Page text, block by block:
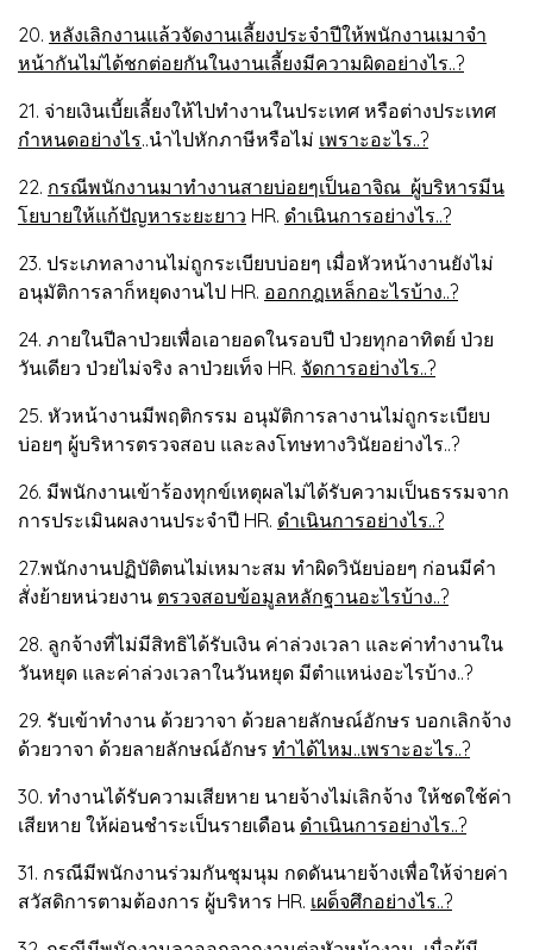
20. หลังเลิกงานแล้วจัดงานเลี้ยงประจำปีให้พนักงานเมาจำ
หน้ากันไม่ได้ชกต่อยกันในงานเลี้ยงมีความผิดอย่างไร..?
21. จ่ายเงินเบี้ยเลี้ยงให้ไปทำงานในประเทศ หรือต่างประเทศ
กำหนดอย่างไร..นำไปหักภาษีหรือไม่ เพราะอะไร..?
22. กรณีพนักงานมาทำงานสายบ่อยๆเป็นอาจิณ ผู้บริหารมีน
โยบายให้แก้ปัญหาระยะยาว HR. ดำเนินการอย่างไร..?
23. ประเภทลางานไม่ถูกระเบียบบ่อยๆ เมื่อหัวหน้างานยังไม่
อนุมัติการลาก็หยุดงานไป HR. ออกกฎเหล็กอะไรบ้าง..?
24. ภายในปีลาป่วยเพื่อเอายอดในรอบปี ป่วยทุกอาทิตย์ ป่วย
วันเดียว ป่วยไม่จริง ลาป่วยเท็จ HR. จัดการอย่างไร..?
25. หัวหน้างานมีพฤติกรรม อนุมัติการลางานไม่ถูกระเบียบ
บ่อยๆ ผู้บริหารตรวจสอบ และลงโทษทางวินัยอย่างไร..?
26. มีพนักงานเข้าร้องทุกข์เหตุผลไม่ได้รับความเป็นธรรมจาก
การประเมินผลงานประจำปี HR. ดำเนินการอย่างไร..?
27.พนักงานปฏิบัติตนไม่เหมาะสม ทำผิดวินัยบ่อยๆ ก่อนมีคำ
สั่งย้ายหน่วยงาน ตรวจสอบข้อมูลหลักฐานอะไรบ้าง..?
28. ลูกจ้างที่ไม่มีสิทธิได้รับเงิน ค่าล่วงเวลา และค่าทำงานใน
วันหยุด และค่าล่วงเวลาในวันหยุด มีตำแหน่งอะไรบ้าง..?
29. รับเข้าทำงาน ด้วยวาจา ด้วยลายลักษณ์อักษร บอกเลิกจ้าง
ด้วยวาจา ด้วยลายลักษณ์อักษร ทำได้ไหม..เพราะอะไร..?
30. ทำงานได้รับความเสียหาย นายจ้างไม่เลิกจ้าง ให้ชดใช้ค่า
เสียหาย ให้ผ่อนชำระเป็นรายเดือน ดำเนินการอย่างไร..?
31. กรณีมีพนักงานร่วมกันชุมนุม กดดันนายจ้างเพื่อให้จ่ายค่า
สวัสดิการตามต้องการ ผู้บริหาร HR. เผด็จศึกอย่างไร..?